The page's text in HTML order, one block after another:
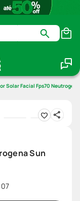
Solar Facial Fps70
Sun